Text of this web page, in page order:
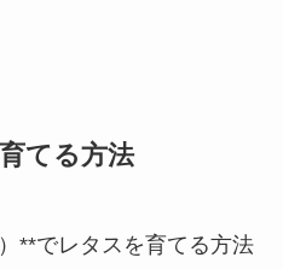
てる方法
**でレタスを育てる方法